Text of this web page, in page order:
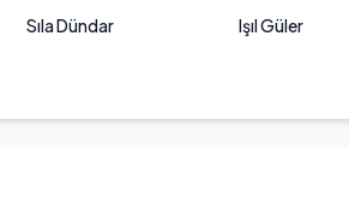
Sıla Dündar Işıl Güler